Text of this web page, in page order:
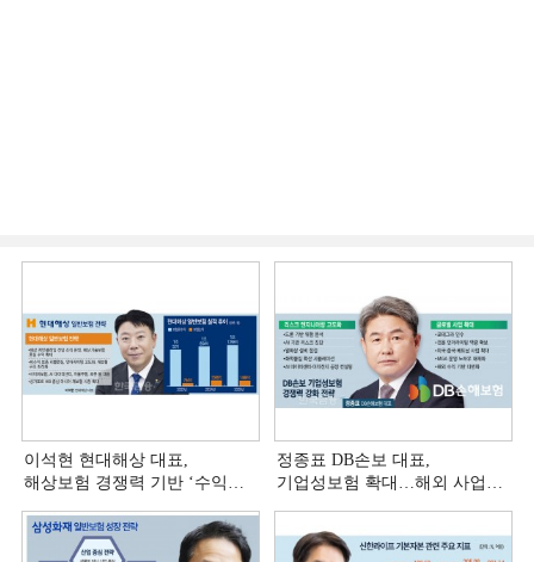
이석현 현대해상 대표,
해상보험 경쟁력 기반 ‘수익
(3)]
정종표 DB손보 대표,
기업성보험 확대…해외 사업